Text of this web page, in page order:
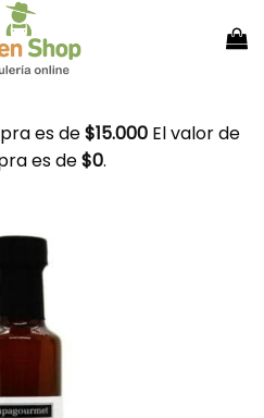
es de$15.000 El valor de
es de$0.